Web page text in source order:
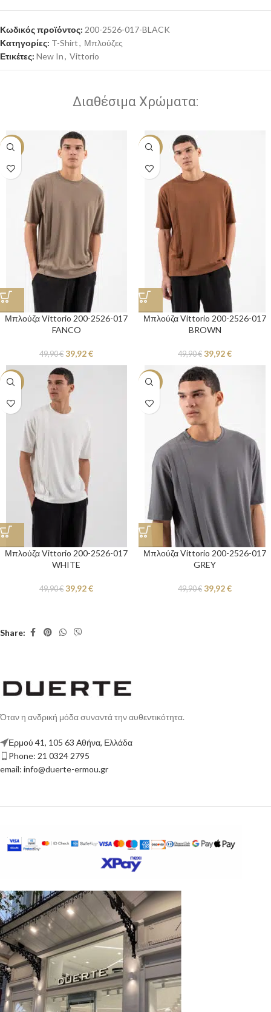
Κωδικός προϊόντος: 200-2526-017-BLACK
Κατηγορίες: T-Shirt, Μπλούζες
Ετικέτες: New In, Vittorio
Διαθέσιμα Χρώματα:
-20%
Μπλούζα Vittorio 200-2526-017
FANCO
49,90€ 39,92€
-20%
Μπλούζα Vittorio 200-2526-017
BROWN
49,90€ 39,92€
-20%
Μπλούζα Vittorio 200-2526-017
WHITE
49,90€ 39,92€
-20%
Μπλούζα Vittorio 200-2526-017
GREY
49,90€ 39,92€
Share:
Όταν η ανδρική μόδα συναντά την αυθεντικότητα.
Ερμού 41, 105 63 Αθήνα, Ελλάδα
Phone: 21 0324 2795
email: info@duerte-ermou.gr